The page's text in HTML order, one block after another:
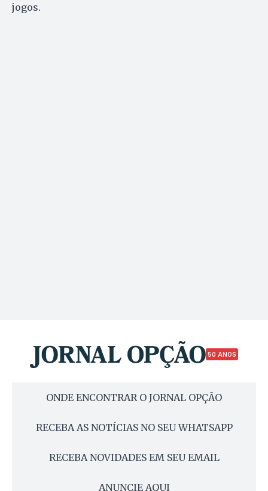
jogos.
50 ANOS
ONDE ENCONTRAR O JORNAL OPÇÃO
RECEBA AS NOTÍCIAS NO SEU WHATSAPP
RECEBA NOVIDADES EM SEU EMAIL
ANUNCIE AQUI